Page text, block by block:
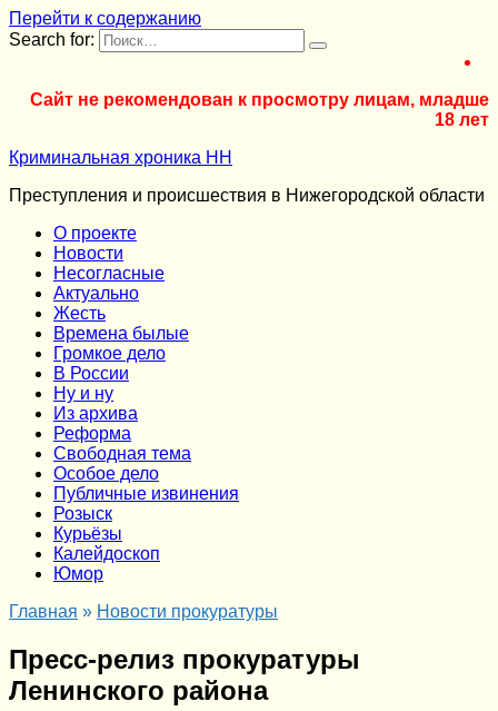
Перейти к содержанию
Search for:
Сайт не рекомендован к просмотру лицам, младше
18 лет
Криминальная хроника НН
Преступления и происшествия в Нижегородской области
О проекте
Новости
Несогласные
Актуально
Жесть
Времена былые
Громкое дело
В России
Ну и ну
Из архива
Реформа
Cвободная тема
Особое дело
Публичные извинения
Розыск
Курьёзы
Калейдоскоп
Юмор
Главная » Новости прокуратуры
Пресс-релиз прокуратуры
Ленинского района